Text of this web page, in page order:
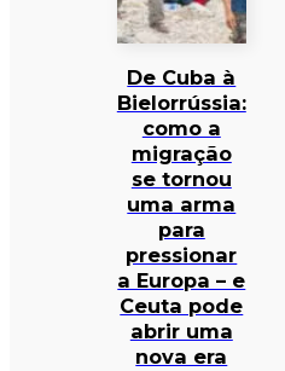
De Cuba à
Bielorrússia:
como a
migração
se tornou
uma arma
para
pressionar
a Europa – e
Ceuta pode
abrir uma
nova era